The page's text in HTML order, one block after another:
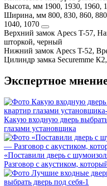
Высота, мм 1900, 1930, 1960,
Ширина, мм 800, 830, 860,
1040, 1070
Верхний замок Apecs T-57,
шторкой, черный
Нижний замок Apecs T-52,
Цилиндр замка Securemme
Экспертное
Какую входную дверь
глазами установщика
«Поставили дверь с
Разговор с акустиком,